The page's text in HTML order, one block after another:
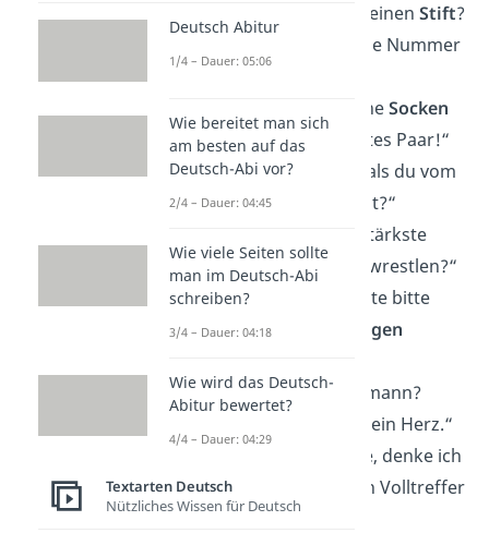
„Sorry, hast du mal einen Stift?
Ich möchte mir deine Nummer
„Leider sind wir keineSocken
— wir wären ein gutes Paar!“
„Hat es weh getan, als du vom
Himmel gefallen bist?“
„Die Zunge ist der stärkste
Muskel. Wollen wir wrestlen?“
„Können deine Brüste bitte
aufhören, meine
Augen
„Bist du ein Schneemann?
Denn du schmilzt mein Herz.“
„Wenn ich dich sehe, denke ich
anDarts
, weil du ein Volltreffer
bist!“
Deutsch Abitur
1/4 – Dauer: 05:06
Wie bereitet man sich
am besten auf das
Deutsch-Abi vor?
2/4 – Dauer: 04:45
Wie viele Seiten sollte
man im Deutsch-Abi
schreiben?
3/4 – Dauer: 04:18
Wie wird das Deutsch-
Abitur bewertet?
4/4 – Dauer: 04:29
Textarten Deutsch
Nützliches Wissen für Deutsch